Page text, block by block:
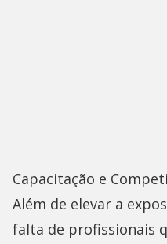
Capacitação e
Além de elevar a
falta de profissionais